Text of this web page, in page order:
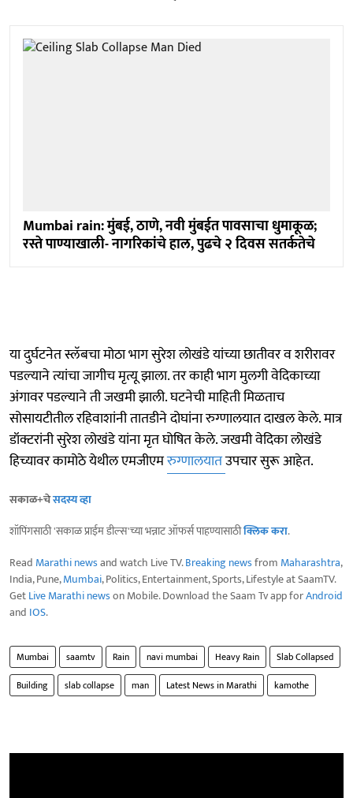
Mumbai rain: मुंबई, ठाणे, नवी मुंबईत पावसाचा धुमाकूळ;
रस्ते पाण्याखाली- नागरिकांचे हाल, पुढचे २ दिवस सतर्कतेचे
या दुर्घटनेत स्लॅबचा मोठा भाग सुरेश लोखंडे यांच्या छातीवर व शरीरावर
पडल्याने त्यांचा जागीच मृत्यू झाला. तर काही भाग मुलगी वेदिकाच्या
अंगावर पडल्याने ती जखमी झाली. घटनेची माहिती मिळताच
सोसायटीतील रहिवाशांनी तातडीने दोघांना रुग्णालयात दाखल केले. मात्र
डॉक्टरांनी सुरेश लोखंडे यांना मृत घोषित केले. जखमी वेदिका लोखंडे
हिच्यावर कामोठे येथील एमजीएमरुग्णालयातउपचार सुरू आहेत.
सकाळ+चेसदस्य व्हा
शॉपिंगसाठी 'सकाळ प्राईम डील्स'च्या भन्नाट ऑफर्स पाहण्यासाठीक्लिक करा.
Read Marathi newsand watch Live TV.Breaking newsfrom Maharashtra,
India, Pune,Mumbai, Politics, Entertainment, Sports, Lifestyle at SaamTV.
GetLive Marathi newson Mobile. Download the Saam Tv app forAndroid
and IOS.
Mumbai saamtv Rain navi mumbai Heavy Rain
Slab Collapsed
Building
slab collapse man Latest News in Marathi kamothe